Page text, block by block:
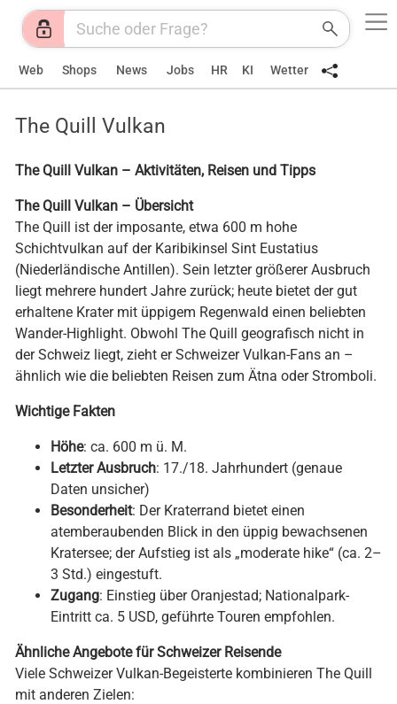
Web Shops News Jobs HR KI Wetter
The Quill Vulkan
The Quill Vulkan – Aktivitäten, Reisen und Tipps
The Quill Vulkan – Übersicht
The Quill ist der imposante, etwa 600 m hohe
Schichtvulkan auf der Karibikinsel Sint Eustatius
(Niederländische Antillen). Sein letzter größerer Ausbruch
liegt mehrere hundert Jahre zurück; heute bietet der gut
erhaltene Krater mit üppigem Regenwald einen beliebten
Wander-Highlight. Obwohl The Quill geografisch nicht in
der Schweiz liegt, zieht er Schweizer Vulkan-Fans an –
ähnlich wie die beliebten Reisen zum Ätna oder Stromboli.
Wichtige Fakten
Höhe: ca. 600 m ü. M.
Letzter Ausbruch: 17./18. Jahrhundert (genaue
Daten unsicher)
Besonderheit: Der Kraterrand bietet einen
atemberaubenden Blick in den üppig bewachsenen
Kratersee; der Aufstieg ist als „moderate hike“ (ca. 2–
3 Std.) eingestuft.
Zugang: Einstieg über Oranjestad; Nationalpark-
Eintritt ca. 5 USD, geführte Touren empfohlen.
Ähnliche Angebote für Schweizer Reisende
Viele Schweizer Vulkan-Begeisterte kombinieren The Quill
mit anderen Zielen: